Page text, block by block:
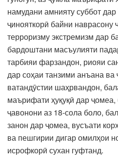
намудани амнияту суббот
ҷинояткорӣ байни наврасону
терроризму экстремизм дар
бардоштани масъулияти
тарбияи фарзандон, риояи
дар соҳаи танзими анъана
ватандӯстии шаҳрвандон,
маърифати ҳуқуқӣ дар
ҷавонони аз 18-сола боло,
занон дар ҷомеа, вусъати
ва пешгирии дигар омилҳои
исрофкорӣ сухан гуфтанд.